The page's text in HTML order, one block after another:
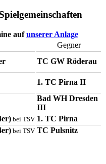
aufunserer Anlage
Gegner
TC GW Röderau
1. TC Pirna II
Bad WH Dresden
III
bei TSV 1. TC Pirna
bei TSV TC Pulsnitz